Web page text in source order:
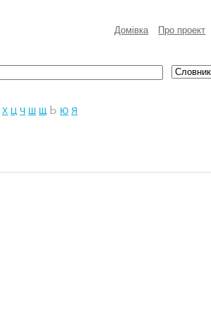
Домівка Про проект
Х Ц Ч Ш Щ Ь Ю Я